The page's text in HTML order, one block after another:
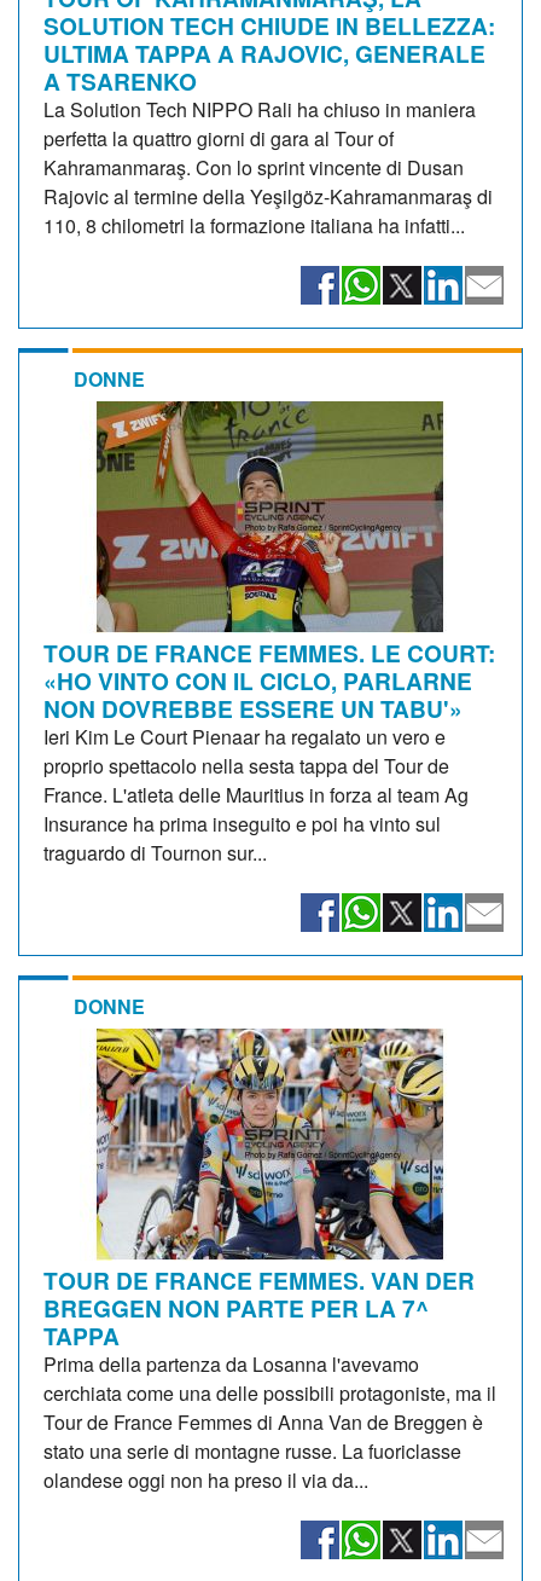
SOLUTION TECH CHIUDE IN BELLEZZA:
ULTIMA TAPPA A RAJOVIC, GENERALE
A TSARENKO
La Solution Tech NIPPO Rali ha chiuso in maniera
perfetta la quattro giorni di gara al Tour of
Kahramanmaraş. Con lo sprint vincente di Dusan
Rajovic al termine della Yeşilgöz-Kahramanmaraş di
110, 8 chilometri la formazione italiana ha infatti...
DONNE
TOUR DE FRANCE FEMMES. LE COURT:
«HO VINTO CON IL CICLO, PARLARNE
NON DOVREBBE ESSERE UN TABU'»
Ieri Kim Le Court Pienaar ha regalato un vero e
proprio spettacolo nella sesta tappa del Tour de
France. L'atleta delle Mauritius in forza al team Ag
Insurance ha prima inseguito e poi ha vinto sul
traguardo di Tournon sur...
DONNE
TOUR DE FRANCE FEMMES. VAN DER
BREGGEN NON PARTE PER LA 7^
TAPPA
Prima della partenza da Losanna l'avevamo
cerchiata come una delle possibili protagoniste, ma il
Tour de France Femmes di Anna Van de Breggen è
stato una serie di montagne russe. La fuoriclasse
olandese oggi non ha preso il via da...